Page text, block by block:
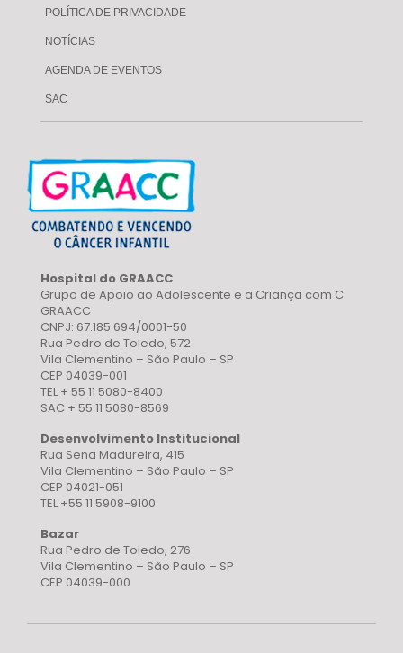
POLÍTICA DE PRIVACIDADE
NOTÍCIAS
AGENDA DE EVENTOS
SAC
Hospital do GRAACC
Grupo de Apoio ao Adolescente e a Criança com C
GRAACC
CNPJ: 67.185.694/0001-50
Rua Pedro de Toledo, 572
Vila Clementino – São Paulo – SP
CEP 04039-001
TEL + 55 11 5080-8400
SAC + 55 11 5080-8569
Desenvolvimento Institucional
Rua Sena Madureira, 415
Vila Clementino – São Paulo – SP
CEP 04021-051
TEL +55 11 5908-9100
Bazar
Rua Pedro de Toledo, 276
Vila Clementino – São Paulo – SP
CEP 04039-000